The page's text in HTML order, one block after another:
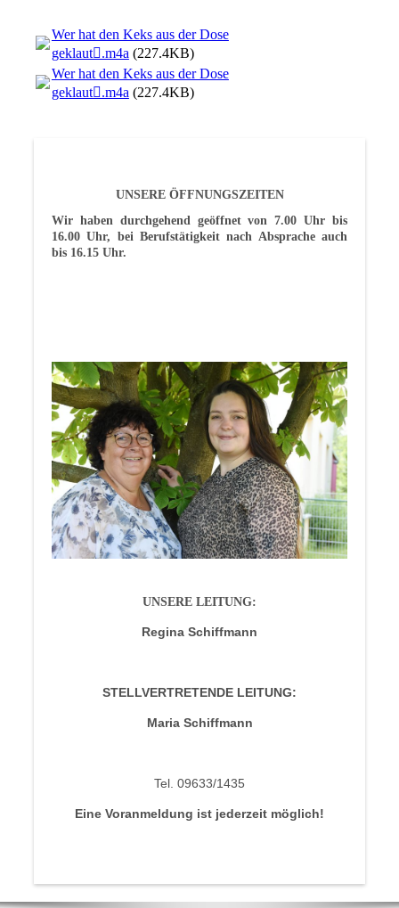
Wer hat den Keks aus der Dose
geklaut.m4a (227.4KB)
Wer hat den Keks aus der Dose
geklaut.m4a (227.4KB)
UNSERE ÖFFNUNGSZEITEN
Wir haben durchgehend geöffnet von 7.00 Uhr bis
16.00 Uhr, bei Berufstätigkeit nach Absprache auch
bis 16.15 Uhr.
UNSERE LEITUNG:
Regina Schiffmann
STELLVERTRETENDE LEITUNG:
Maria Schiffmann
Tel. 09633/1435
Eine Voranmeldung ist jederzeit möglich!